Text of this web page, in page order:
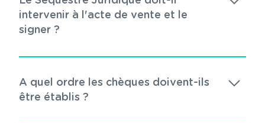
intervenir à l'acte de vente et le
signer ?
A quel ordre les chèques doivent-ils
être établis ?